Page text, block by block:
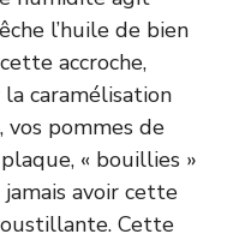
l’huile de bien
accroche,
caramélisation
pommes de
« bouillies »
avoir cette
Cette